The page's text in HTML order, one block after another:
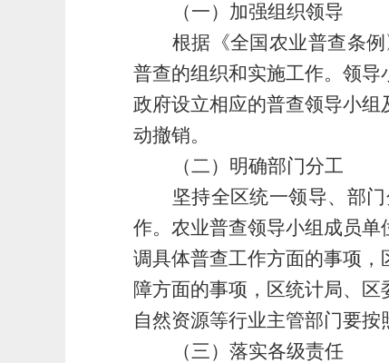
（一）加强组织领导
根据《全国农业普查条例
普查的组织和实施工作。领导
政府设立相应的普查领导小组
动撤销。
（二） 明确部门分工
坚持全区统一领导、部
作。 农业普查领导小组成员单
调具体普查工作方面的事项，
障方面的事项， 区统计局、 区
自然资源等行业主管部门要按
（三） 落实各级责任